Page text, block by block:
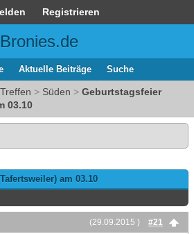
Registrieren
Bronies.de
Aktuelle Beiträge Suche
Treffen > Süden > Geburtstagsfeier
03.10
am 03.10
(29.09.2015 ) #21